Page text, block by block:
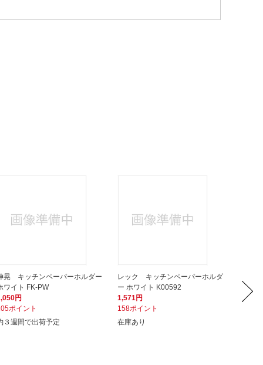
晃 キッチンペーパーホルダー
ワイト FK-PW
円
ポイント
３週間で出荷予定
レック キッチンペーパーホルダ
ー ホワイト K00592
1,571円
158ポイント
在庫あり
ッチ
1,550円